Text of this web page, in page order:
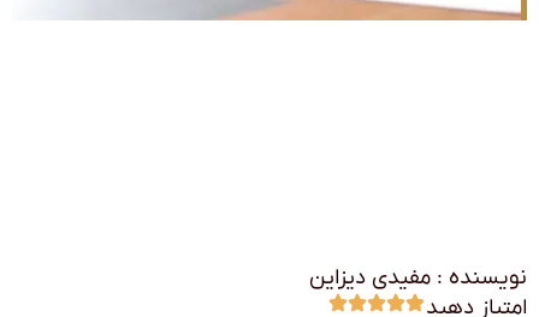
نویسنده : مفیدی دیزاین
امتیاز دهید